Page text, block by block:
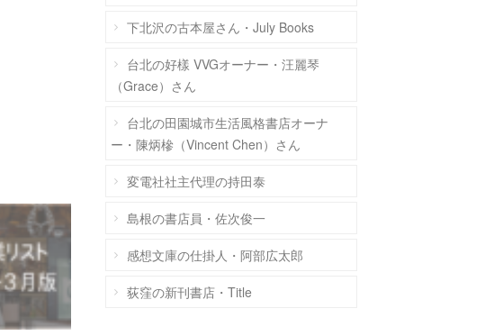
下北沢の古本屋さん・July Books
台北の好樣 VVGオーナー・汪麗琴
（Grace）さん
台北の田園城市生活風格書店オーナ
ー・陳炳槮（Vincent Chen）さん
変電社社主代理の持田泰
島根の書店員・佐次俊一
感想文庫の仕掛人・阿部広太郎
荻窪の新刊書店・Title